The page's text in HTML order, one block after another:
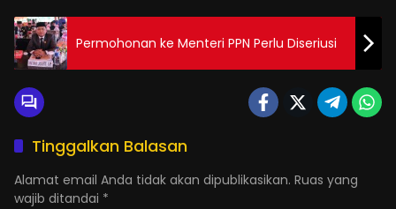
Permohonan ke Menteri PPN Perlu Diseriusi
Tinggalkan Balasan
Alamat email Anda tidak akan dipublikasikan. Ruas yang
wajib ditandai *